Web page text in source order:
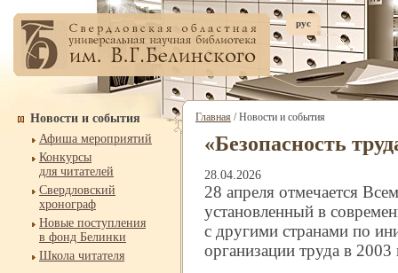
рус
Новости и события
Афиша мероприятий
Конкурсы
для читателей
Свердловский
хронограф
Новые поступления
в фонд Белинки
Школа читателя
Главная / Новости и события
«Безопасность
28.04.2026
28 апреля отмечается
установленный в
с другими странами по
организации труда в 2003